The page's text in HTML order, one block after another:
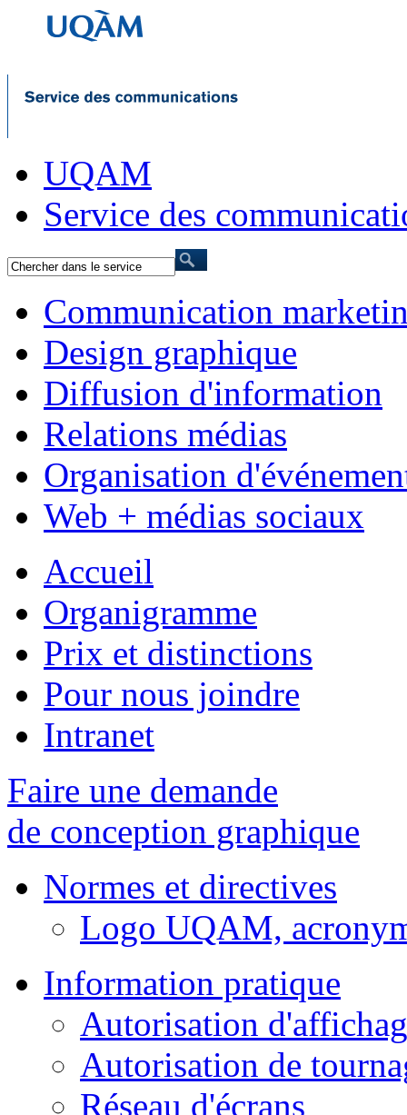
UQAM
Service des
Communication
Design graphique
Diffusion d'information
Relations médias
Organisation
Web + médias sociaux
Accueil
Organigramme
Prix et distinctions
Pour nous joindre
Intranet
Faire une demande
de conception graphique
Normes et directives
Logo UQAM,
Information pratique
Autorisation
Autorisation de
Réseau d'écrans